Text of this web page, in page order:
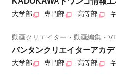
大学部 専門部 高等部
動画クリエイター・動画編集・
バンタンクリエイターアカデ
大学部 専門部 高等部